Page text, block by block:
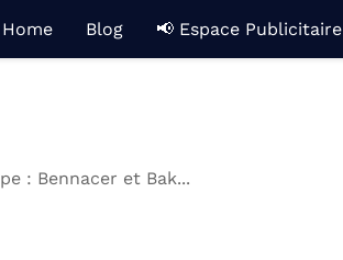
Home Blog 📢 Espace Publicitaire
: Bennacer et Bak...